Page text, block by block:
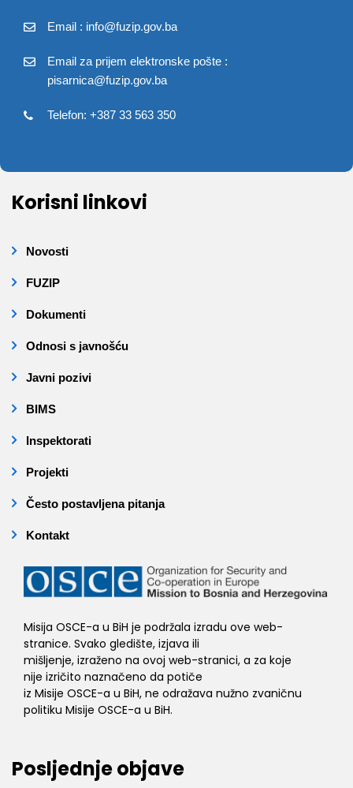
Email : info@fuzip.gov.ba
Email za prijem elektronske pošte :
pisarnica@fuzip.gov.ba
Telefon: +387 33 563 350
Korisni linkovi
Novosti
FUZIP
Dokumenti
Odnosi s javnošću
Javni pozivi
BIMS
Inspektorati
Projekti
Često postavljena pitanja
Kontakt
Misija OSCE-a u BiH je podržala izradu ove web-
stranice. Svako gledište, izjava ili
mišljenje, izraženo na ovoj web-stranici, a za koje
nije izričito naznačeno da potiče
iz Misije OSCE-a u BiH, ne odražava nužno zvaničnu
politiku Misije OSCE-a u BiH.
Posljednje objave